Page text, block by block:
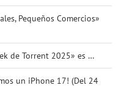
Pequeños Comercios»
de Torrent 2025» es …
un iPhone 17! (Del 24